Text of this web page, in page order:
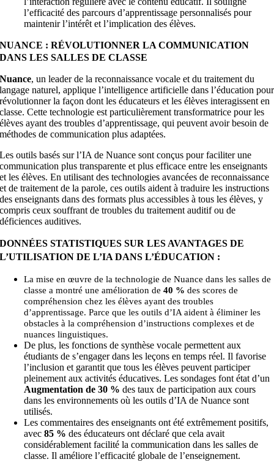
l’efficacité des parcours d’apprentissage personnalisés pour
maintenir l’intérêt et l’implication des élèves.
NUANCE : RÉVOLUTIONNER LA COMMUNICATION
DANS LES SALLES DE CLASSE
Nuance, un leader de la reconnaissance vocale et du traitement du
langage naturel, applique l’intelligence artificielle dans l’éducation pour
révolutionner la façon dont les éducateurs et les élèves interagissent en
classe. Cette technologie est particulièrement transformatrice pour les
élèves ayant des troubles d’apprentissage, qui peuvent avoir besoin de
méthodes de communication plus adaptées.
Les outils basés sur l’IA de Nuance sont conçus pour faciliter une
communication plus transparente et plus efficace entre les enseignants
et les élèves. En utilisant des technologies avancées de reconnaissance
et de traitement de la parole, ces outils aident à traduire les instructions
des enseignants dans des formats plus accessibles à tous les élèves, y
compris ceux souffrant de troubles du traitement auditif ou de
déficiences auditives.
DONNÉES STATISTIQUES SUR LES AVANTAGES DE
L’UTILISATION DE L’IA DANS L’ÉDUCATION :
La mise en œuvre de la technologie de Nuance dans les salles de
classe a montré une amélioration de40 % des scores de
compréhension chez les élèves ayant des troubles
d’apprentissage. Parce que les outils d’IA aident à éliminer les
obstacles à la compréhension d’instructions complexes et de
nuances linguistiques.
De plus, les fonctions de synthèse vocale permettent aux
étudiants de s’engager dans les leçons en temps réel. Il favorise
l’inclusion et garantit que tous les élèves peuvent participer
pleinement aux activités éducatives. Les sondages font état d’un
Augmentation de 30 % des taux de participation aux cours
dans les environnements où les outils d’IA de Nuance sont
utilisés.
Les commentaires des enseignants ont été extrêmement positifs,
avec85 % des éducateurs ont déclaré que cela avait
considérablement facilité la communication dans les salles de
classe. Il améliore l’efficacité globale de l’enseignement.